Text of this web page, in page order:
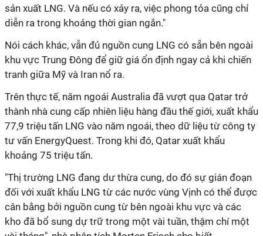
sản xuất LNG. Và nếu có xảy ra, việc phong tỏa cũng chỉ
diễn ra trong khoảng thời gian ngắn."
Nói cách khác, vẫn đủ nguồn cung LNG có sẵn bên ngoài
khu vực Trung Đông để giữ giá ổn định ngay cả khi chiến
tranh giữa Mỹ và Iran nổ ra.
Trên thực tế, năm ngoái Australia đã vượt qua Qatar trở
thành nhà cung cấp nhiên liệu hàng đầu thế giới, xuất khẩu
77,9 triệu tấn LNG vào năm ngoái, theo dữ liệu từ công ty
tư vấn EnergyQuest. Trong khi đó, Qatar xuất khẩu
khoảng 75 triệu tấn.
"Thị trường LNG đang dư thừa cung, do đó sự gián đoạn
đối với xuất khẩu LNG từ các nước vùng Vịnh có thể được
cân bằng bởi nguồn cung từ bên ngoài khu vực và các
kho đã bổ sung dự trữ trong một vài tuần, thậm chí một